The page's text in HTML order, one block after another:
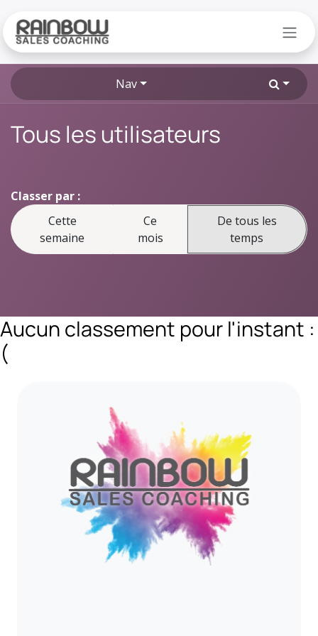
Nav
Tous les utilisateurs
Classer par :
Cette
semaine
Ce
mois
De tous les
temps
Aucun classement pour l'instant :
(